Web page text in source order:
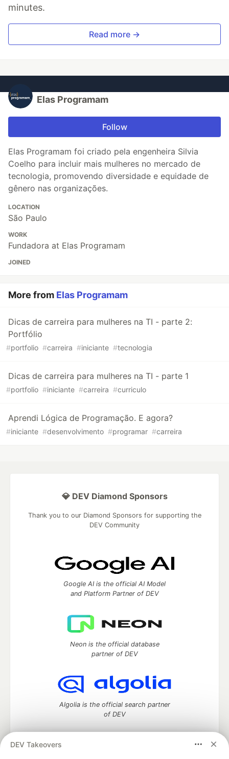
minutes.
Read more →
Elas Programam
Follow
Elas Programam foi criado pela engenheira Silvia
Coelho para incluir mais mulheres no mercado de
tecnologia, promovendo diversidade e equidade de
gênero nas organizações.
LOCATION
São Paulo
WORK
Fundadora at Elas Programam
JOINED
More from Elas Programam
Dicas de carreira para mulheres na TI - parte 2:
Portfólio
#portfolio #carreira #iniciante #tecnologia
Dicas de carreira para mulheres na TI - parte 1
#portfolio #iniciante #carreira #curriculo
Aprendi Lógica de Programação. E agora?
#iniciante #desenvolvimento #programar #carreira
DEV Takeovers
💎 DEV Diamond Sponsors
Thank you to our Diamond Sponsors for supporting the
DEV Community
Google AI is the official AI Model
and Platform Partner of DEV
Neon is the official database
partner of DEV
Algolia is the official search partner
of DEV